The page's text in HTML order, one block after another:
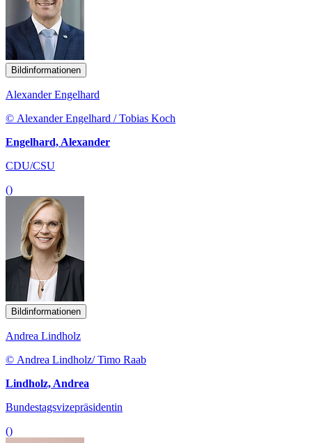
Bildinformationen
Alexander Engelhard
© Alexander Engelhard / Tobias Koch
Engelhard, Alexander
CDU/CSU
()
Bildinformationen
Andrea Lindholz
© Andrea Lindholz/ Timo Raab
Lindholz, Andrea
Bundestagsvizepräsidentin
()